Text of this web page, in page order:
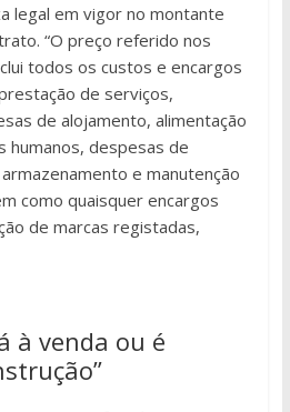
legal em vigor no montante
“O preço referido nos
todos os custos e encargos
de serviços,
de alojamento, alimentação
humanos, despesas de
e manutenção
como quaisquer encargos
de marcas registadas,
à venda ou é